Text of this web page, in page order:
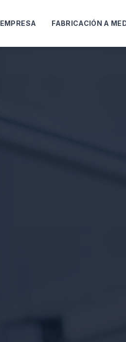
EMPRESA FABRICACIÓN A